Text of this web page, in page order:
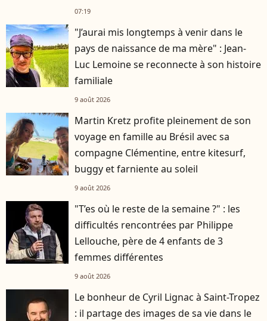
07:19
"J’aurai mis longtemps à venir dans le
pays de naissance de ma mère" : Jean-
Luc Lemoine se reconnecte à son histoire
familiale
9 août 2026
Martin Kretz profite pleinement de son
voyage en famille au Brésil avec sa
compagne Clémentine, entre kitesurf,
buggy et farniente au soleil
9 août 2026
"T’es où le reste de la semaine ?" : les
difficultés rencontrées par Philippe
Lellouche, père de 4 enfants de 3
femmes différentes
9 août 2026
Le bonheur de Cyril Lignac à Saint-Tropez
: il partage des images de sa vie dans le